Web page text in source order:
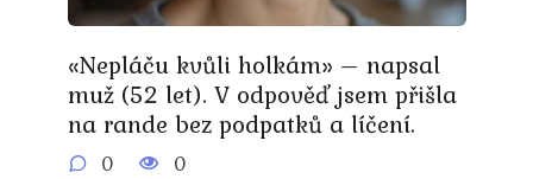
«Nepláču kvůli holkám» – napsal
muž (52 let). V odpověď jsem přišla
na rande bez podpatků a líčení.
0 0